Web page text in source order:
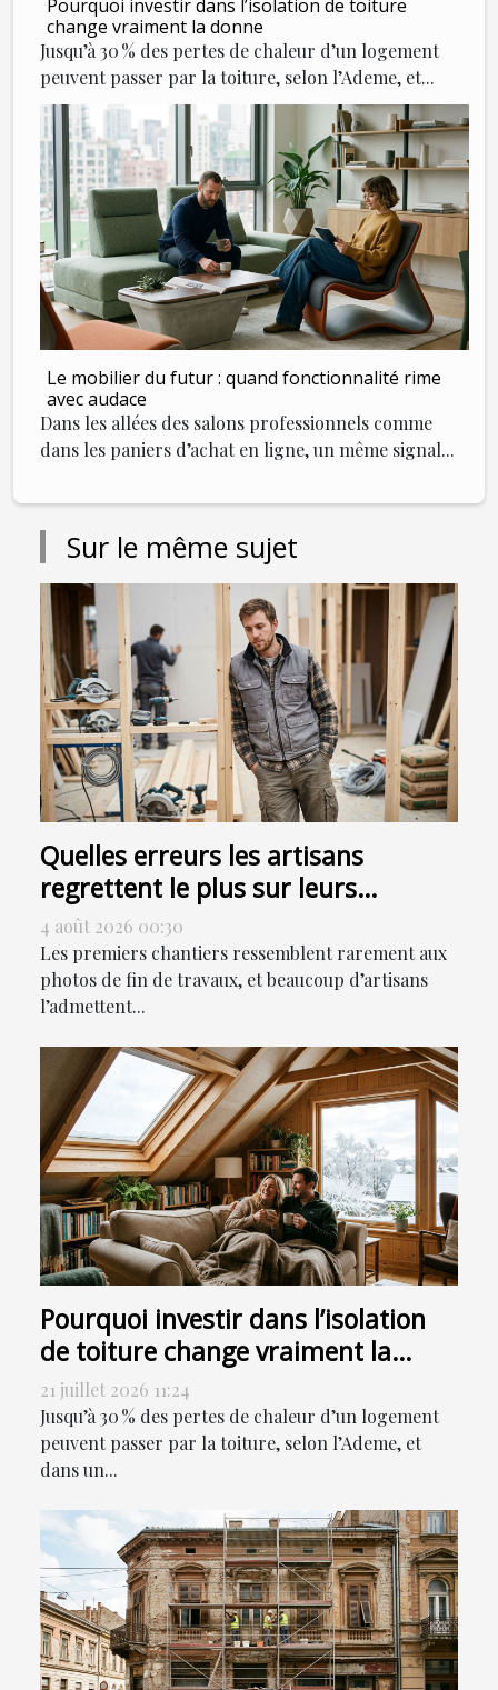
Pourquoi investir dans l’isolation de toiture
change vraiment la donne
Jusqu’à 30 % des pertes de chaleur d’un logement
peuvent passer par la toiture, selon l’Ademe, et...
Le mobilier du futur : quand fonctionnalité rime
avec audace
Dans les allées des salons professionnels comme
dans les paniers d’achat en ligne, un même signal...
Sur le même sujet
Quelles erreurs les artisans
regrettent le plus sur leurs
premiers chantiers ?
4 août 2026 00:30
Les premiers chantiers ressemblent rarement aux
photos de fin de travaux, et beaucoup d’artisans
l’admettent...
Pourquoi investir dans l’isolation
de toiture change vraiment la
donne
21 juillet 2026 11:24
Jusqu’à 30 % des pertes de chaleur d’un logement
peuvent passer par la toiture, selon l’Ademe, et
dans un...